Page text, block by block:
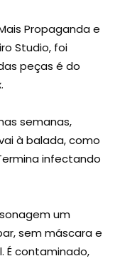
Propaganda e
Studio, foi
peças é do
semanas,
à balada, como
infectando
um
sem máscara e
É contaminado,